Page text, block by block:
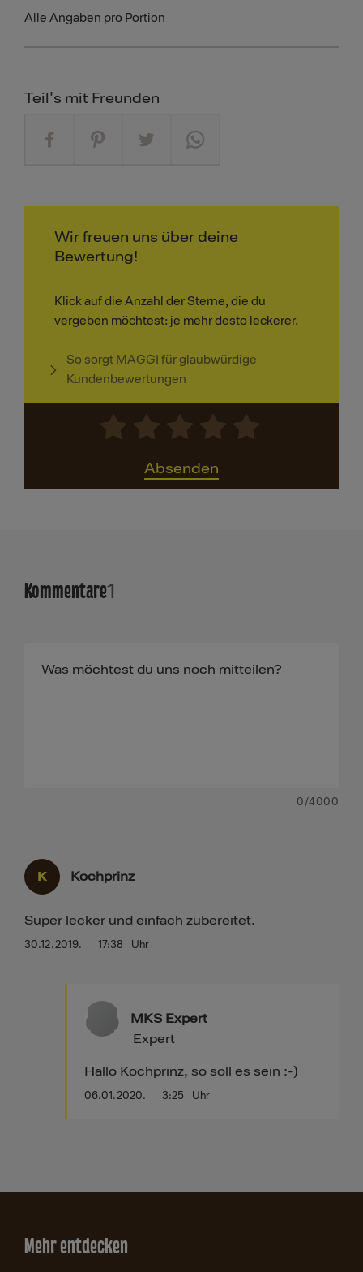
Alle Angaben pro Portion
Teil's mit Freunden
Wir freuen uns über deine
Bewertung!
Klick auf die Anzahl der Sterne, die du
vergeben möchtest: je mehr desto leckerer.
So sorgt MAGGI für glaubwürdige
Kundenbewertungen
Absenden
Kommentare1
0 /4000
K Kochprinz
30.12.2019. 17:38 Uhr
Super lecker und einfach zubereitet.
MKS Expert
06.01.2020. 3:25 Uhr
Expert
Hallo Kochprinz, so soll es sein :-)
Mehr entdecken